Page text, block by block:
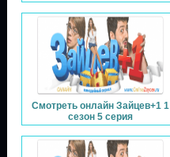
Смотреть онлайн Зайцев+1 1
сезон 5 серия